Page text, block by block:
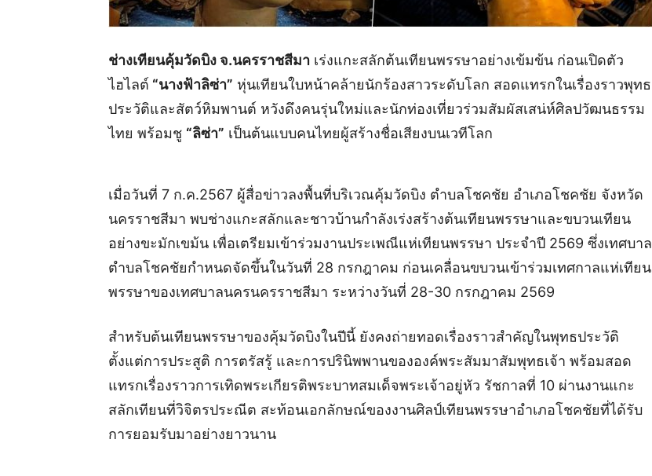
ช่างเทียนคุ้มวัดบิง จ.นครราชสีมา เร่งแกะสลักต้นเทียนพรรษาอย่างเข้มข้น ก่อนเปิดตัว
ไฮไลต์ “นางฟ้าลิซ่า” หุ่นเทียนใบหน้าคล้ายนักร้องสาวระดับโลก สอดแทรกในเรื่องราวพุทธ
ประวัติและสัตว์หิมพานต์ หวังดึงคนรุ่นใหม่และนักท่องเที่ยวร่วมสัมผัสเสน่ห์ศิลปวัฒนธรรม
ไทย พร้อมชู “ลิซ่า” เป็นต้นแบบคนไทยผู้สร้างชื่อเสียงบนเวทีโลก
เมื่อวันที่ 7 ก.ค.2567 ผู้สื่อข่าวลงพื้นที่บริเวณคุ้มวัดบิง ตำบลโชคชัย อำเภอโชคชัย จังหวัด
นครราชสีมา พบช่างแกะสลักและชาวบ้านกำลังเร่งสร้างต้นเทียนพรรษาและขบวนเทียน
อย่างขะมักเขม้น เพื่อเตรียมเข้าร่วมงานประเพณีแห่เทียนพรรษา ประจำปี 2569 ซึ่งเทศบาล
ตำบลโชคชัยกำหนดจัดขึ้นในวันที่ 28 กรกฎาคม ก่อนเคลื่อนขบวนเข้าร่วมเทศกาลแห่เทียน
พรรษาของเทศบาลนครนครราชสีมา ระหว่างวันที่ 28-30 กรกฎาคม 2569
สำหรับต้นเทียนพรรษาของคุ้มวัดบิงในปีนี้ ยังคงถ่ายทอดเรื่องราวสำคัญในพุทธประวัติ
ตั้งแต่การประสูติ การตรัสรู้ และการปรินิพพานขององค์พระสัมมาสัมพุทธเจ้า พร้อมสอด
แทรกเรื่องราวการเทิดพระเกียรติพระบาทสมเด็จพระเจ้าอยู่หัว รัชกาลที่ 10 ผ่านงานแกะ
สลักเทียนที่วิจิตรประณีต สะท้อนเอกลักษณ์ของงานศิลป์เทียนพรรษาอำเภอโชคชัยที่ได้รับ
การยอมรับมาอย่างยาวนาน